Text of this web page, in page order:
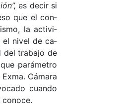
es de­cir si
que el con­
la ac­ti­vi­
el ni­vel de ca­
del tra­ba­jo de
pa­rá­me­tro
Cá­ma­ra
cuan­do
co­no­ce.